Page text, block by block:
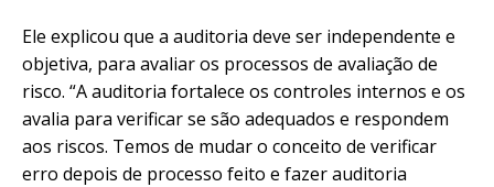
Ele explicou que a auditoria deve ser independente e
objetiva, para avaliar os processos de avaliação de
risco. “A auditoria fortalece os controles internos e os
avalia para verificar se são adequados e respondem
aos riscos. Temos de mudar o conceito de verificar
erro depois de processo feito e fazer auditoria